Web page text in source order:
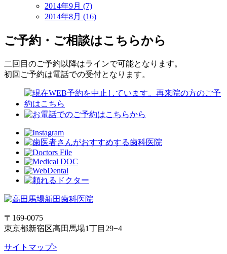
2014年9月 (7)
2014年8月 (16)
ご予約・ご相談はこちらから
二回目のご予約以降はラインで可能となります。
初回ご予約は電話での受付となります。
〒169-0075
東京都新宿区高田馬場1丁目29−4
サイトマップ>